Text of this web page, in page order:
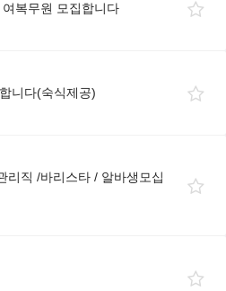
복무원 모집합니다
니다(숙식제공)
리직 /바리스타 / 알바생모십